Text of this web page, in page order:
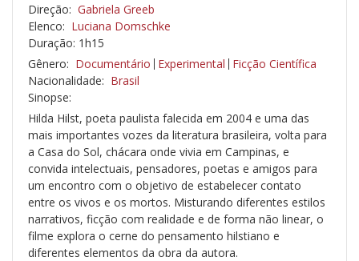
Direção: Gabriela Greeb
Elenco: Luciana Domschke
Duração: 1h15
Gênero: Documentário Experimental Ficção Científica
Nacionalidade: Brasil
Sinopse:
Hilda Hilst, poeta paulista falecida em 2004 e uma das
mais importantes vozes da literatura brasileira, volta para
a Casa do Sol, chácara onde vivia em Campinas, e
convida intelectuais, pensadores, poetas e amigos para
um encontro com o objetivo de estabelecer contato
entre os vivos e os mortos. Misturando diferentes estilos
narrativos, ficção com realidade e de forma não linear, o
filme explora o cerne do pensamento hilstiano e
diferentes elementos da obra da autora.